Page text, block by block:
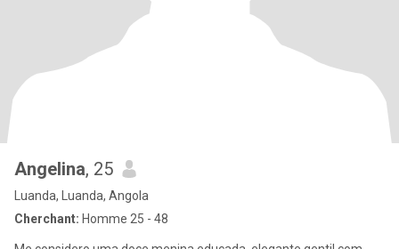
Angelina, 25
Luanda, Luanda, Angola
Cherchant: Homme 25 - 48